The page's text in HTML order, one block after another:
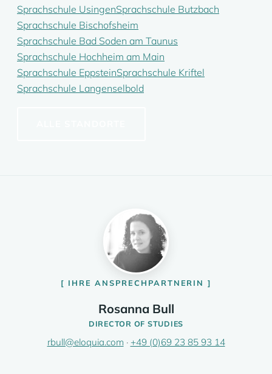
Sprachschule UsingenSprachschule Butzbach
Sprachschule Bischofsheim
Sprachschule Bad Soden am Taunus
Sprachschule Hochheim am Main
Sprachschule EppsteinSprachschule Kriftel
Sprachschule Langenselbold
IHRE ANSPRECHPARTNERIN
Rosanna Bull
DIRECTOR OF STUDIES
rbull@eloquia.com · +49 (0)69 23 85 93 14